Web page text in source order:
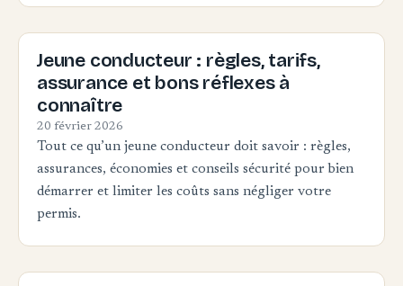
Jeune conducteur : règles, tarifs,
assurance et bons réflexes à
connaître
20 février 2026
Tout ce qu’un jeune conducteur doit savoir : règles,
assurances, économies et conseils sécurité pour bien
démarrer et limiter les coûts sans négliger votre
permis.